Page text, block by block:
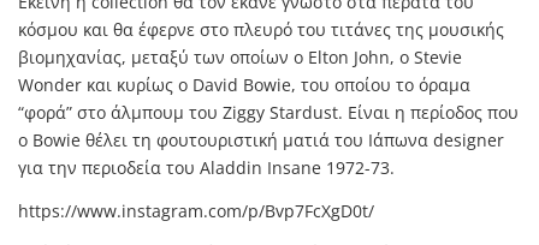
κόσμου και θα έφερνε στο πλευρό του τιτάνες της μουσικής
βιομηχανίας, μεταξύ των οποίων ο Elton John, ο Stevie
Wonder και κυρίως ο David Bowie, του οποίου το όραμα
“φορά” στο άλμπουμ του Ziggy Stardust. Είναι η περίοδος που
ο Bowie θέλει τη φουτουριστική ματιά του Ιάπωνα designer
για την περιοδεία του Aladdin Insane 1972-73.
https://www.instagram.com/p/Bvp7FcXgD0t/